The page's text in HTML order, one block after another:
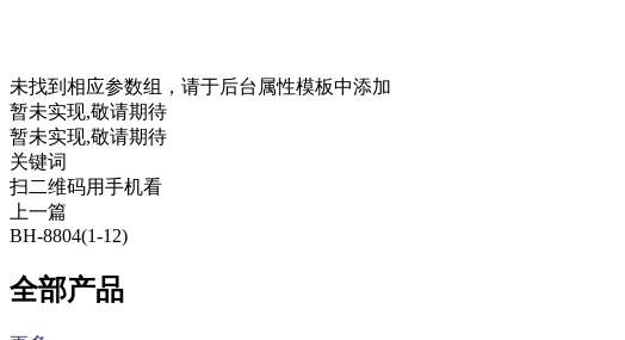
未找到相应参数组，请于后台属性模板中添加
暂未实现,敬请期待
暂未实现,敬请期待
关键词
扫二维码用手机看
上一篇
BH-8804(1-12)
全部产品